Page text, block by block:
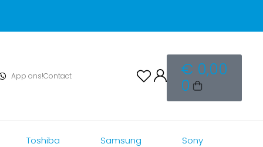
App ons!Contact € 0,00
0
Toshiba Samsung Sony